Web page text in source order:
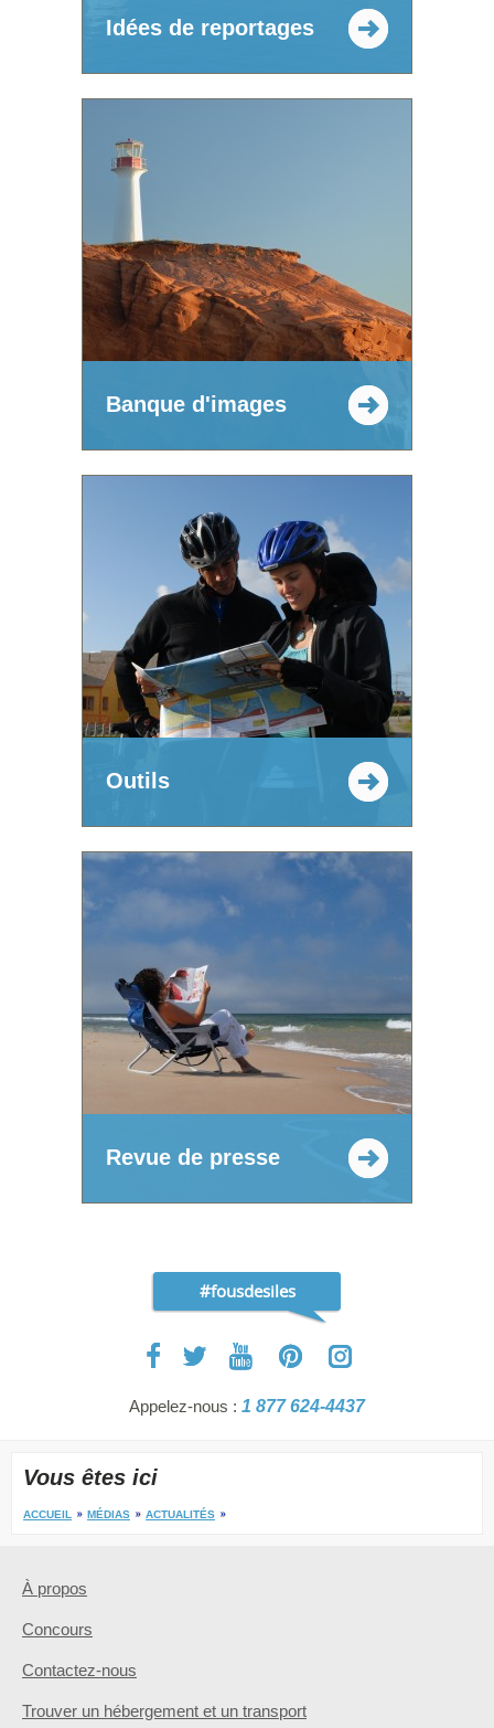
Idées de reportages
Banque d'images
Outils
Revue de presse
#fousdesiles
Appelez-nous : 1 877 624-4437
Vous êtes ici
ACCUEIL MÉDIAS ACTUALITÉS
À propos
Concours
Contactez-nous
Trouver un hébergement et un transport